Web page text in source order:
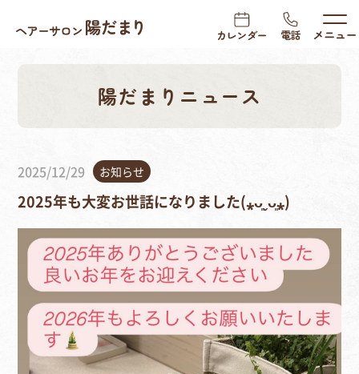
陽だまりニュース
2025/12/29 お知らせ
2025年も大変お世話になりました(⁎ᴗ͈ˬᴗ͈⁎)